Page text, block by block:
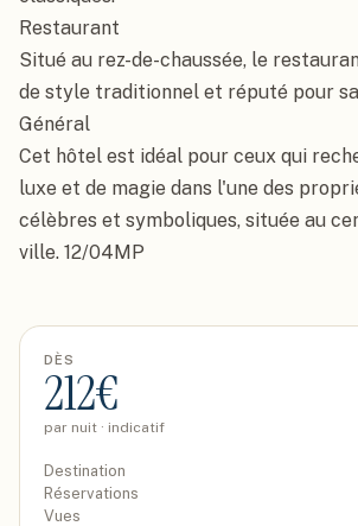
Restaurant
Situé au rez-de-chaussée, le
de style traditionnel et réputé pour
Général
Cet hôtel est idéal pour ceux qui
luxe et de magie dans l'une des
célèbres et symboliques, située au
ville. 12/04MP
DÈS
212€
par nuit · indicatif
Destination
Réservations
Vues